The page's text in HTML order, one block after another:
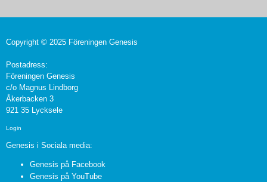
Copyright © 2025 Föreningen Genesis
Postadress:
Föreningen Genesis
c/o Magnus Lindborg
Åkerbacken 3
921 35 Lycksele
Login
Genesis i Sociala media:
Genesis på Facebook
Genesis på YouTube